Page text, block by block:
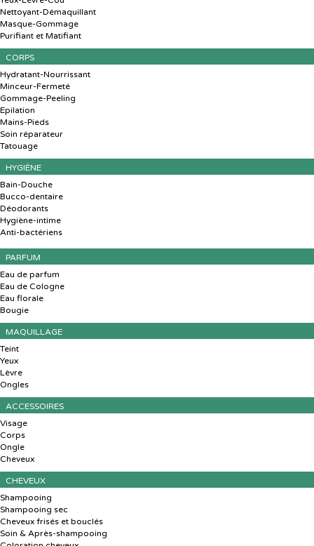
Nettoyant-Démaquillant
Masque-Gommage
Purifiant et Matifiant
CORPS
Hydratant-Nourrissant
Minceur-Fermeté
Gommage-Peeling
Epilation
Mains-Pieds
Soin réparateur
Tatouage
HYGIÈNE
Bain-Douche
Bucco-dentaire
Déodorants
Hygiène-intime
Anti-bactériens
PARFUM
Eau de parfum
Eau de Cologne
Eau florale
Bougie
MAQUILLAGE
Teint
Yeux
Lèvre
Ongles
ACCESSOIRES
Visage
Corps
Ongle
Cheveux
CHEVEUX
Shampooing
Shampooing sec
Cheveux frisés et bouclés
Soin & Après-shampooing